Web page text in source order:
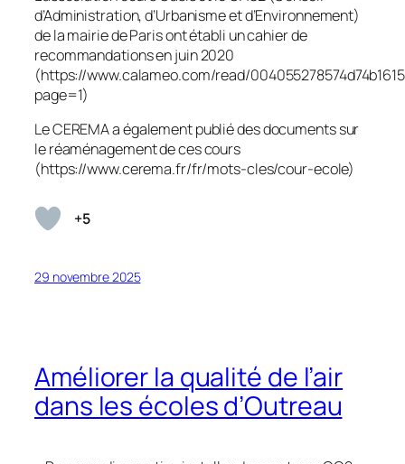
d’Administration, d’Urbanisme et d’Environnement)
de la mairie de Paris ont établi un cahier de
recommandations en juin 2020
(https://www.calameo.com/read/
page=1)
Le CEREMA a également publié des documents sur
le réaménagement de ces cours
(https://www.cerema.fr/fr/mots-cles/cour-ecole)
+5
29 novembre 2025
Améliorer la qualité de l’air
dans les écoles d’Outreau